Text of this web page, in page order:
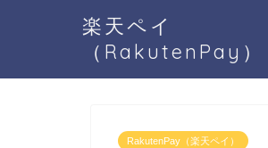
楽天ペイ
（RakutenPay）
RakutenPay（楽天ペイ）